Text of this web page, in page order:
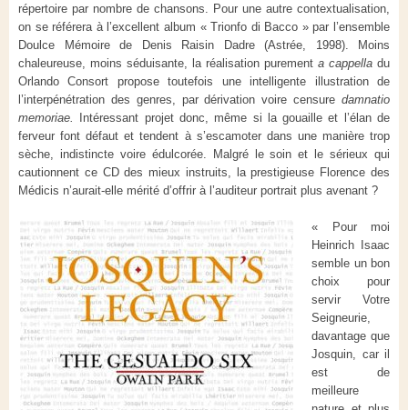
répertoire par nombre de chansons. Pour une autre contextualisation,
on se référera à l’excellent album « Trionfo di Bacco » par l’ensemble
Doulce Mémoire de Denis Raisin Dadre (Astrée, 1998). Moins
chaleureuse, moins séduisante, la réalisation purement a cappella du
Orlando Consort propose toutefois une intelligente illustration de
l’interpénétration des genres, par dérivation voire censure damnatio
memoriae. Intéressant projet donc, même si la gouaille et l’élan de
ferveur font défaut et tendent à s’escamoter dans une manière trop
sèche, indistincte voire édulcorée. Malgré le soin et le sérieux qui
cautionnent ce CD des mieux instruits, la prestigieuse Florence des
Médicis n’aurait-elle mérité d’offrir à l’auditeur portrait plus avenant ?
« Pour moi
Heinrich Isaac
semble un bon
choix pour
servir Votre
Seigneurie,
davantage que
Josquin, car il
est de
meilleure